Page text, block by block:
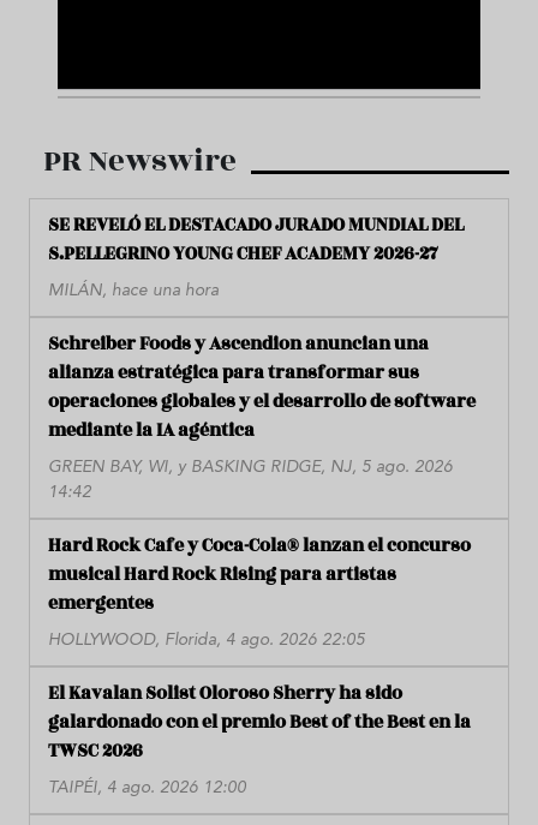
PR Newswire
SE REVELÓ EL DESTACADO JURADO MUNDIAL DEL
S.PELLEGRINO YOUNG CHEF ACADEMY 2026-27
MILÁN, hace una hora
Schreiber Foods y Ascendion anuncian una
alianza estratégica para transformar sus
operaciones globales y el desarrollo de software
mediante la IA agéntica
GREEN BAY, WI, y BASKING RIDGE, NJ, 5 ago. 2026
14:42
Hard Rock Cafe y Coca-Cola® lanzan el concurso
musical Hard Rock Rising para artistas
emergentes
HOLLYWOOD, Florida, 4 ago. 2026 22:05
El Kavalan Solist Oloroso Sherry ha sido
galardonado con el premio Best of the Best en la
TWSC 2026
TAIPÉI, 4 ago. 2026 12:00